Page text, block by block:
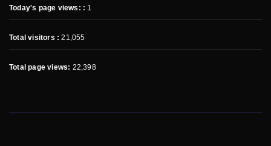
Today's page views: : 1
Total visitors :21,055
Total page views: 22,398